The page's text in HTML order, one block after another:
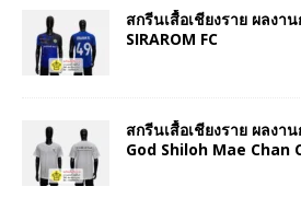
สกรีนเสื้อเชียงราย ผลงา
SIRAROM FC
สกรีนเสื้อเชียงราย ผลงา
God Shiloh Mae Chan